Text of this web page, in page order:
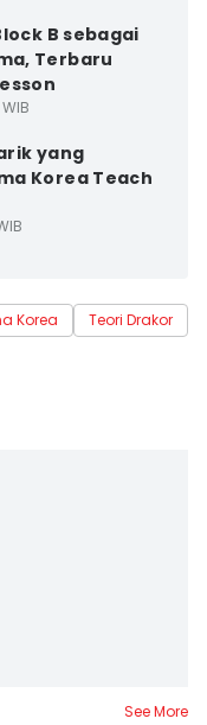
B sebagai
Terbaru
yang
Korea Teach
Korea Teori Drakor
See More